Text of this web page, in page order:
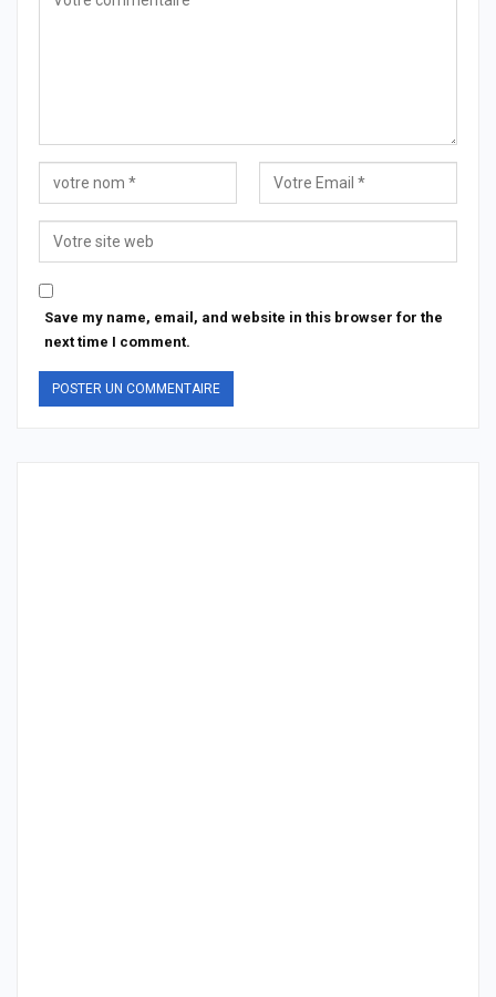
Save my name, email, and website in this browser for the
next time I comment.